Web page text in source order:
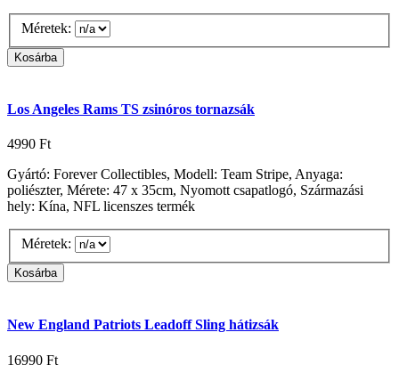
Méretek:
Los Angeles Rams TS zsinóros tornazsák
4990 Ft
Gyártó: Forever Collectibles, Modell: Team Stripe, Anyaga:
poliészter, Mérete: 47 x 35cm, Nyomott csapatlogó, Származási
hely: Kína, NFL licenszes termék
Méretek:
New England Patriots Leadoff Sling hátizsák
16990 Ft